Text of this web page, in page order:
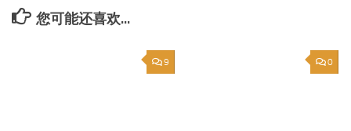
您可能还喜欢...
9 0